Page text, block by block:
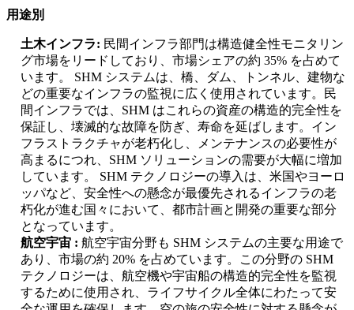
用途別
土木インフラ: 民間インフラ部門は構造健全性モニタリン
グ市場をリードしており、市場シェアの約 35% を占めて
います。 SHM システムは、橋、ダム、トンネル、建物な
どの重要なインフラの監視に広く使用されています。民
間インフラでは、SHM はこれらの資産の構造的完全性を
保証し、壊滅的な故障を防ぎ、寿命を延ばします。イン
フラストラクチャが老朽化し、メンテナンスの必要性が
高まるにつれ、SHM ソリューションの需要が大幅に増加
しています。 SHM テクノロジーの導入は、米国やヨーロ
ッパなど、安全性への懸念が最優先されるインフラの老
朽化が進む国々において、都市計画と開発の重要な部分
となっています。
航空宇宙 : 航空宇宙分野も SHM システムの主要な用途で
あり、市場の約 20% を占めています。この分野の SHM
テクノロジーは、航空機や宇宙船の構造的完全性を監視
するために使用され、ライフサイクル全体にわたって安